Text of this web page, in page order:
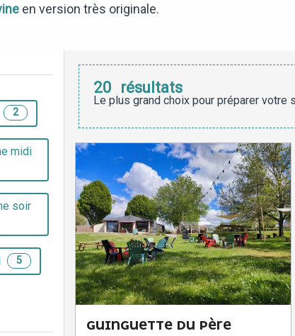
en version très originale.
2
midi
soir
5
20 résultats
Le plus grand choix pour préparer votre
GUINGUETTE DU PÈRE